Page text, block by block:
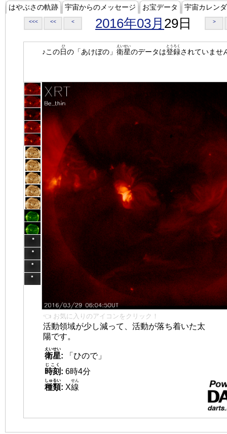
はやぶさの軌跡 宇宙からのメッセージ お宝データ 宇宙カレン
<<< << < 2016年03月 29日 >
♪この日
ひ
の「あけぼの」 衛星
えいせい
のデータは登録
とうろく
されていませ
👈 お気に入りのアイコンをクリック！
活動領域が少し減って、活動が落ち着いた太
陽です。
衛星
えいせい
:
「ひので」
時刻
じこく
: 6時4分
種類
しゅるい
: X線
せん